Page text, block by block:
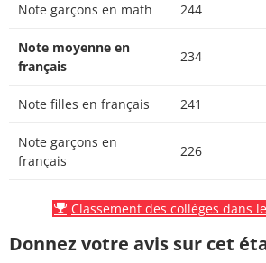
Note garçons en math 244
Note moyenne en
français
234
Note filles en français 241
Note garçons en
français
226
Classement des collèges dans
Donnez votre avis sur cet